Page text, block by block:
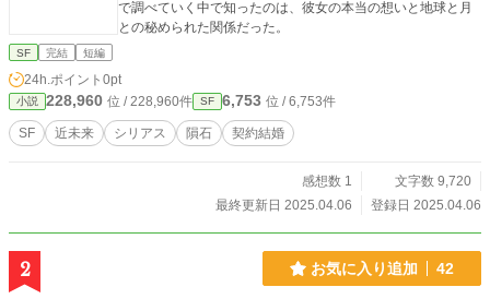
で調べていく中で知ったのは、彼女の本当の想いと地球と月
との秘められた関係だった。
SF 完結 短編
24h.ポイント 0pt
小説 228,960 位 / 228,960件 SF 6,753 位 / 6,753件
SF 近未来 シリアス 隕石 契約結婚
感想数 1
文字数 9,720
最終更新日 2025.04.06
登録日 2025.04.06
2 お気に入り追加 42